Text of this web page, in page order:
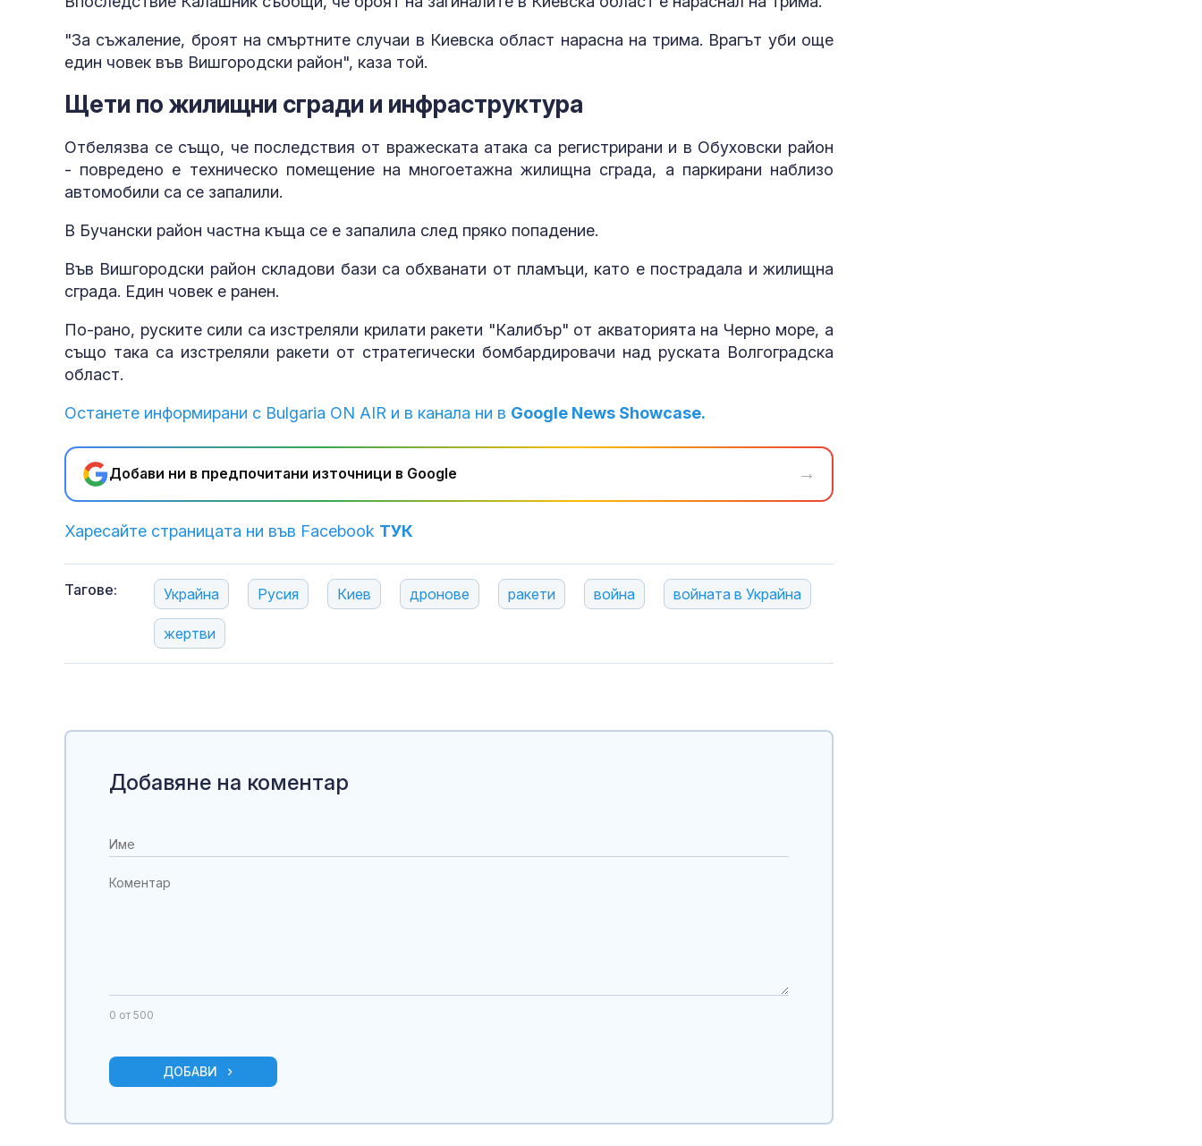
"За съжаление, броят на смъртните случаи в Киевска област нарасна на трима. Врагът уби още
един човек във Вишгородски район", каза той.
Щети по жилищни сгради и инфраструктура
Отбелязва се също, че последствия от вражеската атака са регистрирани и в Обуховски район
- повредено е техническо помещение на многоетажна жилищна сграда, а паркирани наблизо
автомобили са се запалили.
В Бучански район частна къща се е запалила след пряко попадение.
Във Вишгородски район складови бази са обхванати от пламъци, като е пострадала и жилищна
сграда. Един човек е ранен.
По-рано, руските сили са изстреляли крилати ракети "Калибър" от акваторията на Черно море, а
също така са изстреляли ракети от стратегически бомбардировачи над руската Волгоградска
област.
Останете информирани с Bulgaria ON AIR и в канала ни в Google News Showcase.
Добави ни в предпочитани източници в Google →
Харесайте страницата ни във Facebook ТУК
Тагове: Украйна Русия Киев дронове ракети война войната в Украйна
жертви
Добавяне на коментар
0 от 500
ДОБАВИ